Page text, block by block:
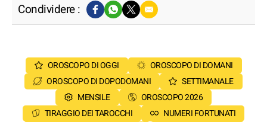
Condividere :
OROSCOPO DI OGGI
OROSCOPO DI DOMANI
OROSCOPO DI DOPODOMANI
SETTIMANALE
MENSILE
OROSCOPO 2026
TIRAGGIO DEI TAROCCHI
NUMERI FORTUNATI